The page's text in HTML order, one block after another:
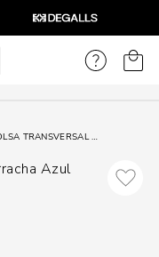
BOLSA TRANSVERSAL CILÍNDRICA DE BORRACHA AZUL PISCINE NEON
Azul